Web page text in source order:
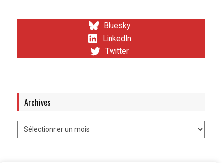
Bluesky
LinkedIn
Twitter
Archives